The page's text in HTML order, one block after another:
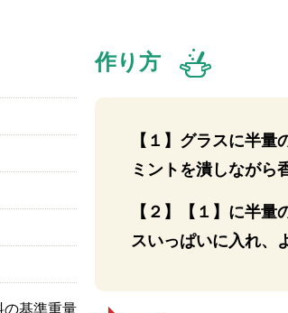
の基準重量
作り方
【１】グラスに半
ミントを潰しながら
【２】【１】に半
スいっぱいに入れ、